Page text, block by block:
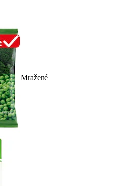
Mražené